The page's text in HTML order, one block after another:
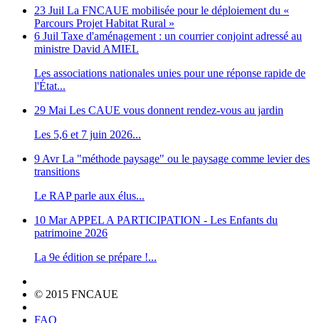
23 Juil La FNCAUE mobilisée pour le déploiement du «
Parcours Projet Habitat Rural »
6 Juil Taxe d'aménagement : un courrier conjoint adressé au
ministre David AMIEL
Les associations nationales unies pour une réponse rapide de
l'État...
29 Mai Les CAUE vous donnent rendez-vous au jardin
Les 5,6 et 7 juin 2026...
9 Avr La "méthode paysage" ou le paysage comme levier des
transitions
Le RAP parle aux élus...
10 Mar APPEL A PARTICIPATION - Les Enfants du
patrimoine 2026
La 9e édition se prépare !...
© 2015 FNCAUE
FAQ